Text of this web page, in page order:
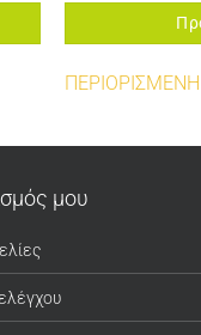
μου